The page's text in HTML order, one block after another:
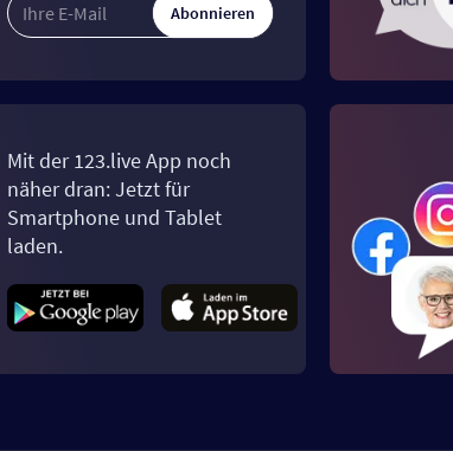
Abonnieren
Mit der 123.live App noch
näher dran: Jetzt für
Smartphone und Tablet
laden.